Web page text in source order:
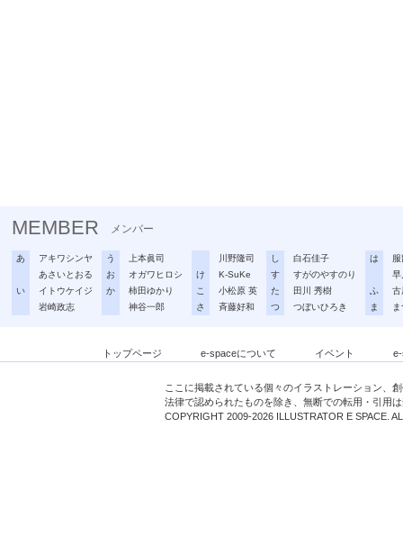
MEMBER メンバー
あ
アキワシンヤ
あさいとおる
い
イトウケイジ
岩崎政志
う
上本眞司
お
オガワヒロシ
か
柿田ゆかり
神谷一郎
川野隆司
け
K-SuKe
こ
小松原 英
さ
斉藤好和
し
白石佳子
す
すがのやすのり
た
田川 秀樹
つ
つぼいひろき
は
早
ふ
古
ま
トップページ e-spaceについて イベント
ここに掲載されている個々のイラストレーション、
法律で認められたものを除き、無断での転用・引用
COPYRIGHT 2009-2026 ILLUSTRATOR E SPACE.